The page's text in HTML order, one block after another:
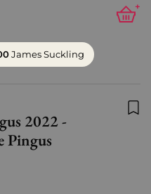
+
James Suckling
2022 -
Pingus